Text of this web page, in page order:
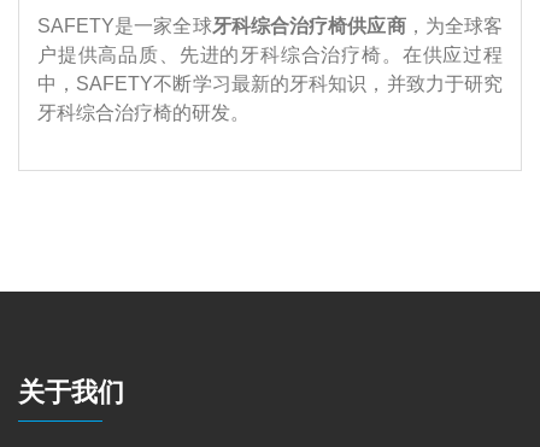
SAFETY是一家全球牙科综合治疗椅供应商，为全球客
户提供高品质、先进的牙科综合治疗椅。在供应过程
中，SAFETY不断学习最新的牙科知识，并致力于研究
牙科综合治疗椅的研发。
关于我们